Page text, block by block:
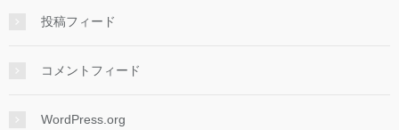
投稿フィード
コメントフィード
WordPress.org